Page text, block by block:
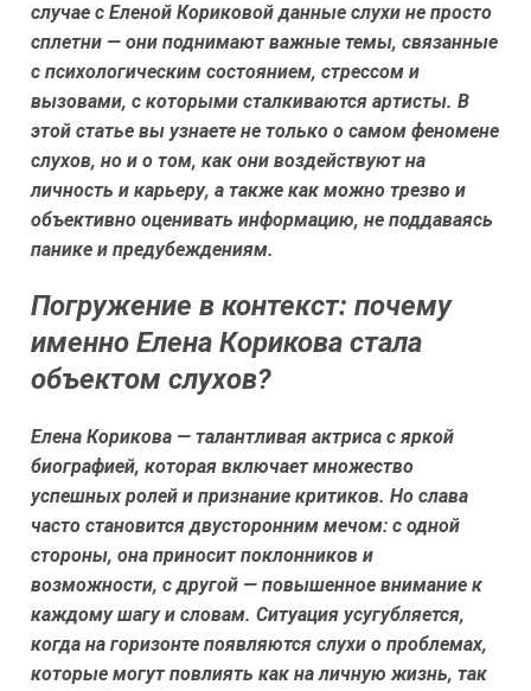
случае с Еленой Кориковой данные слухи не просто
сплетни — они поднимают важные темы, связанные
с психологическим состоянием, стрессом и
вызовами, с которыми сталкиваются артисты. В
этой статье вы узнаете не только о самом феномене
слухов, но и о том, как они воздействуют на
личность и карьеру, а также как можно трезво и
объективно оценивать информацию, не поддаваясь
панике и предубеждениям.
Погружение в контекст: почему
именно Елена Корикова стала
объектом слухов?
Елена Корикова — талантливая актриса с яркой
биографией, которая включает множество
успешных ролей и признание критиков. Но слава
часто становится двусторонним мечом: с одной
стороны, она приносит поклонников и
возможности, с другой — повышенное внимание к
каждому шагу и словам. Ситуация усугубляется,
когда на горизонте появляются слухи о проблемах,
которые могут повлиять как на личную жизнь, так